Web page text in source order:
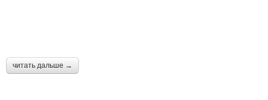
читать дальше →